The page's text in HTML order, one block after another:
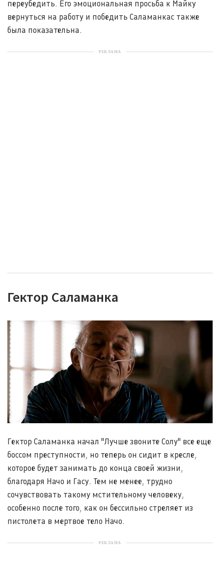
переубедить. Его эмоциональная просьба к Майку
вернуться на работу и победить Саламанкас также
была показательна.
РЕКЛАМА
Гектор Саламанка
Гектор Саламанка начал "Лучше звоните Солу" все еще
боссом преступности, но теперь он сидит в кресле,
которое будет занимать до конца своей жизни,
благодаря Начо и Гасу. Тем не менее, трудно
сочувствовать такому мстительному человеку,
особенно после того, как он бессильно стреляет из
пистолета в мертвое тело Начо.
РЕКЛАМА